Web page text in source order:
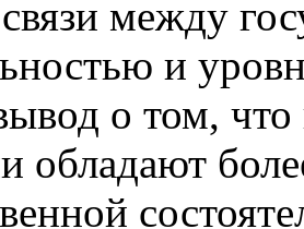
между
и
о том,
обладают